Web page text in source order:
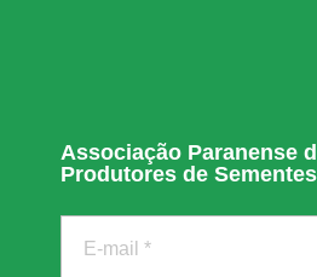
Associação Paranense
Produtores de